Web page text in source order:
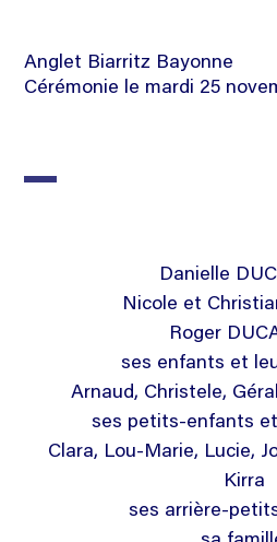
Anglet Biarritz Bayonne
Cérémonie le mardi 25
Danielle
Nicole et
Roger
ses enfants et
Arnaud, Christele,
ses petits-enfants
Clara, Lou-Marie, Lucie,
Kirra
ses arrière-